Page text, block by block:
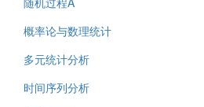
概率论与数理统计
多元统计分析
时间序列分析